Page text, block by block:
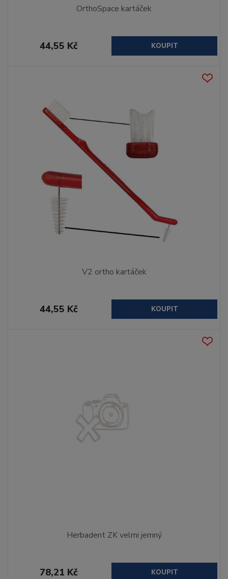
OrthoSpace kartáček
44,55 Kč KOUPIT
V2 ortho kartáček
44,55 Kč KOUPIT
Herbadent ZK velmi jemný
78,21 Kč KOUPIT